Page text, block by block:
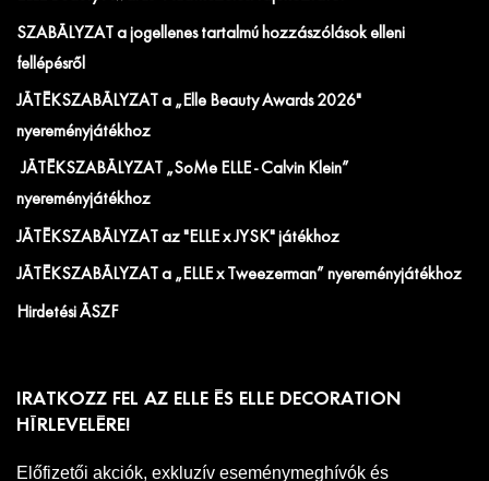
SZABÁLYZAT a jogellenes tartalmú hozzászólások elleni
fellépésről
JÁTÉKSZABÁLYZAT a „Elle Beauty Awards 2026"
nyereményjátékhoz
JÁTÉKSZABÁLYZAT „SoMe ELLE - Calvin Klein”
nyereményjátékhoz
JÁTÉKSZABÁLYZAT az "ELLE x JYSK" játékhoz
JÁTÉKSZABÁLYZAT a „ELLE x Tweezerman” nyereményjátékhoz
Hirdetési ÁSZF
IRATKOZZ FEL AZ ELLE ÉS ELLE DECORATION
HÍRLEVELÉRE!
Előfizetői akciók, exkluzív eseménymeghívók és